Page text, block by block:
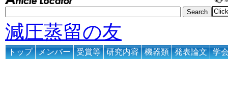
減圧蒸留の友
トップ メンバー 受賞等 研究内容 機器類 発表論文 学